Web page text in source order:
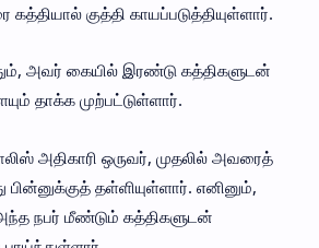
குத்தி காயப்படுத்தியுள்ளார்.
அவர் கையில் இரண்டு கத்திகளுடன்
தாக்க முற்பட்டுள்ளார்.
அதிகாரி ஒருவர், முதலில் அவரைத்
தள்ளியுள்ளார். எனினும்,
நபர் மீண்டும் கத்திகளுடன்